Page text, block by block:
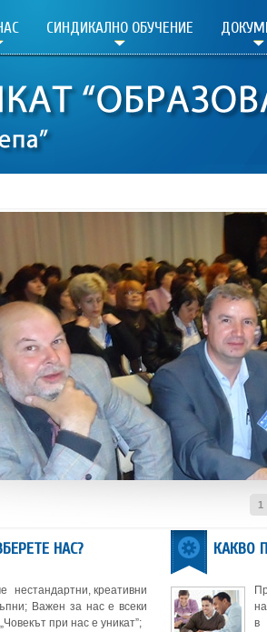
СИНДИКАЛНО ОБУЧЕНИЕ
1
НАС?
нестандартни, креативни
Важен за нас е всеки
при нас е уникат”;
КАКВО
в